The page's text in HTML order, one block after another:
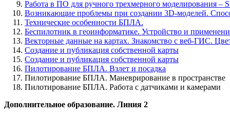
Работа в ПО для ручного трехмерного моделирования –
Возникающие проблемы при создании 3D-моделей.
Технические особенности БПЛА.
Беспилотник в геоинформатике. Устройство и
Векторные данные на картах. Знакомство с веб-ГИС.
Создание и публикация собственной карты
Создание и публикация собственной карты
Пилотирование БПЛА. Взлет и посадка
Пилотирование БПЛА. Маневрирование в пространстве
Пилотирование БПЛА. Работа с датчиками и камерами
Дополнительное образование. Линия 2